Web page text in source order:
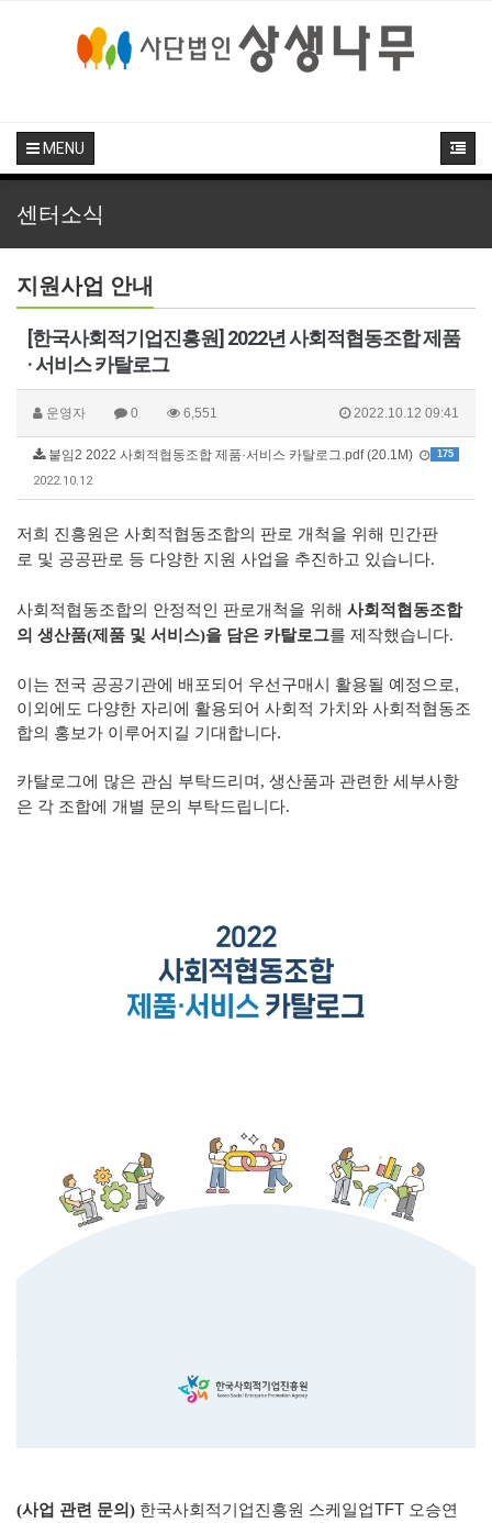
MENU
센터소식
지원사업 안내
[한국사회적기업진흥원] 2022년 사회적협동조합 제품
· 서비스 카탈로그
운영자 0 6,551 2022.10.12 09:41
175
붙임2 2022 사회적협동조합 제품·서비스 카탈로그.pdf (20.1M)
2022.10.12
저희 진흥원은 사회적협동조합의 판로 개척을 위해 민간판
로 및 공공판로 등 다양한 지원 사업을 추진하고 있습니다.
사회적협동조합의 안정적인 판로개척을 위해 사회적협동조합
의 생산품(제품 및 서비스)을 담은 카탈로그를 제작했습니다.
이는 전국 공공기관에 배포되어 우선구매시 활용될 예정으로,
이외에도 다양한 자리에 활용되어 사회적 가치와 사회적협동조
합의 홍보가 이루어지길 기대합니다.
카탈로그에 많은 관심 부탁드리며, 생산품과 관련한 세부사항
은 각 조합에 개별 문의 부탁드립니다.
(사업 관련 문의) 한국사회적기업진흥원 스케일업TFT 오승연